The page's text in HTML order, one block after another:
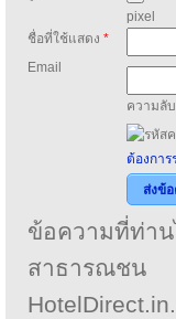
pixel
ชื่อที่ใช้แสดง *
Email
ความลั
ต้องการ
ส่งข้
ข้อความที่ท่าน
สาธารณชน